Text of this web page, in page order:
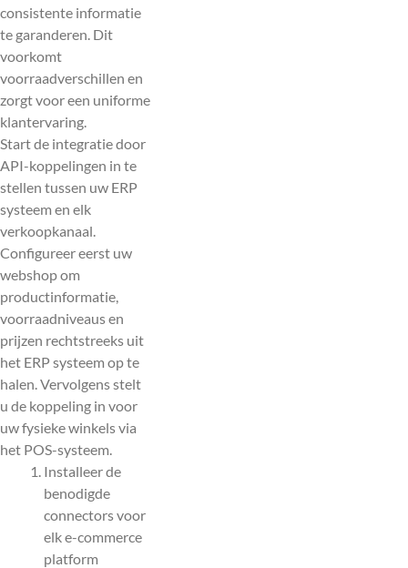
consistente informatie
te garanderen. Dit
voorkomt
voorraadverschillen en
zorgt voor een uniforme
klantervaring.
Start de integratie door
API-koppelingen in te
stellen tussen uw ERP
systeem en elk
verkoopkanaal.
Configureer eerst uw
webshop om
productinformatie,
voorraadniveaus en
prijzen rechtstreeks uit
het ERP systeem op te
halen. Vervolgens stelt
u de koppeling in voor
uw fysieke winkels via
het POS-systeem.
Installeer de
benodigde
connectors voor
elk e-commerce
platform